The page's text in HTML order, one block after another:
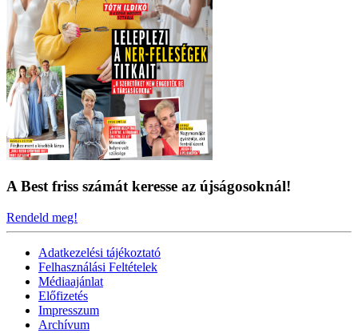
A Best friss számát keresse az újságosoknál!
Rendeld meg!
Adatkezelési tájékoztató
Felhasználási Feltételek
Médiaajánlat
Előfizetés
Impresszum
Archívum